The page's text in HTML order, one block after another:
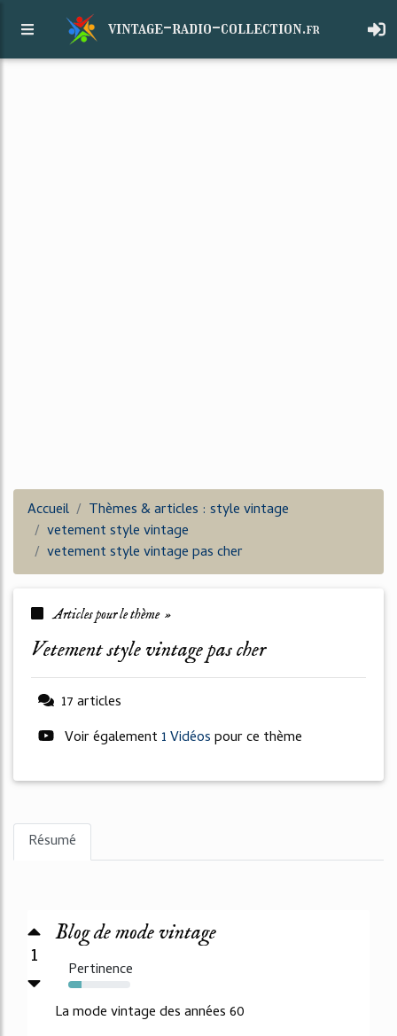
vintage-radio-collection.fr
Accueil
Thèmes & articles : style vintage
vetement style vintage
vetement style vintage pas cher
Articles pour le thème »
vetement style vintage pas cher
17 articles
Voir également 1 Vidéospour ce thème
Résumé
1
Blog de mode vintage
Pertinence
22%
La mode vintage des années 60